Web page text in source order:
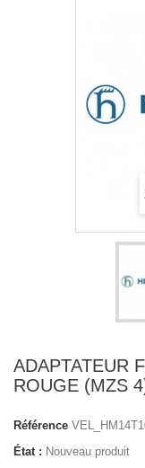
ADAPTATEUR
ROUGE (MZS
Référence
État : Nouveau produit